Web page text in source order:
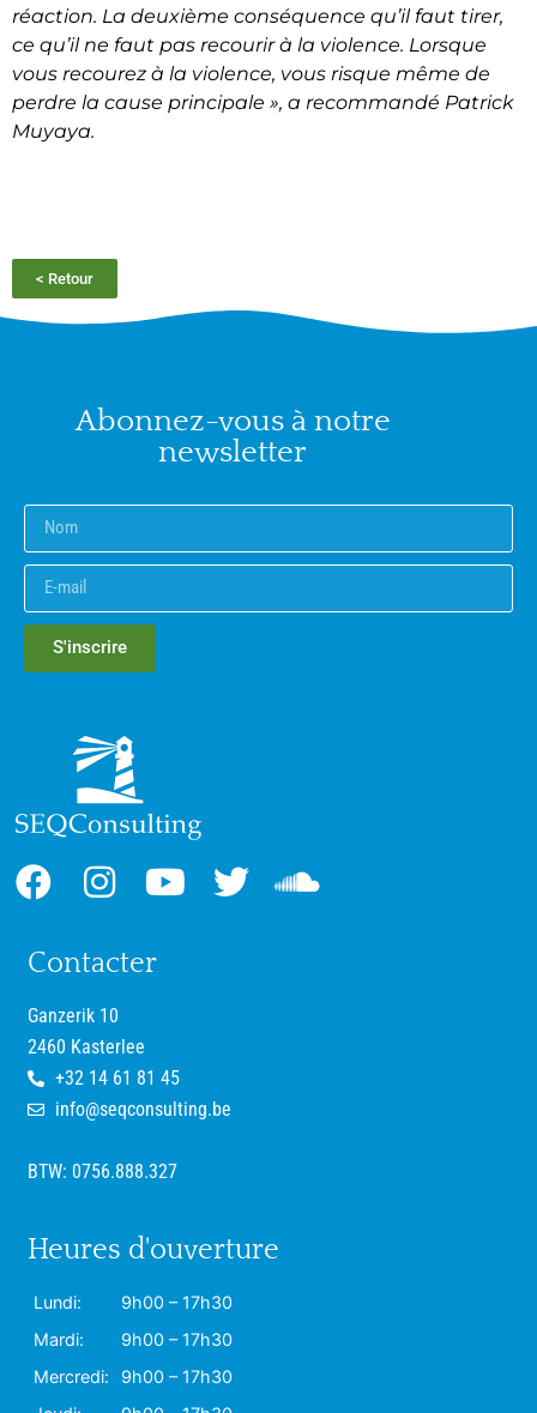
réaction. La deuxième conséquence qu’il faut tirer,
ce qu’il ne faut pas recourir à la violence. Lorsque
vous recourez à la violence, vous risque même de
perdre la cause principale », a recommandé Patrick
Muyaya.
< Retour
Abonnez-vous à notre
newsletter
S'inscrire
Contacter
Ganzerik 10
2460 Kasterlee
+32 14 61 81 45
info@seqconsulting.be
BTW: 0756.888.327
Heures d'ouverture
Lundi:
9h00 – 17h30
Mardi:
9h00 – 17h30
Mercredi:
9h00 – 17h30